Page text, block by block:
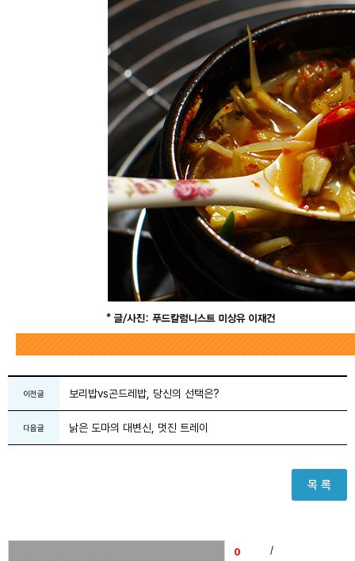
이전글 보리밥vs곤드레밥, 당신의 선택은?
다음글 낡은 도마의 대변신, 멋진 트레이
목 록
/